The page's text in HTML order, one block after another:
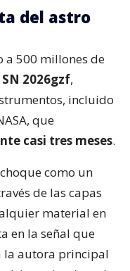
del astro
a 500 millones de
SN 2026gzf,
incluido
que
casi tres meses.
como un
de las capas
material en
en la señal que
la autora principal